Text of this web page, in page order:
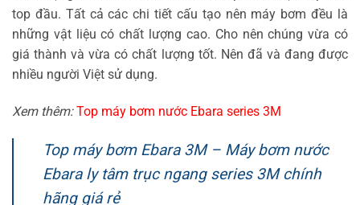
top đầu. Tất cả các chi tiết cấu tạo nên máy bơm đều là
những vật liệu có chất lượng cao. Cho nên chúng vừa có
giá thành và vừa có chất lượng tốt. Nên đã và đang được
nhiều người Việt sử dụng.
Xem thêm: Top máy bơm nước Ebara series 3M
Top máy bơm Ebara 3M – Máy bơm nước
Ebara ly tâm trục ngang series 3M chính
hãng giá rẻ